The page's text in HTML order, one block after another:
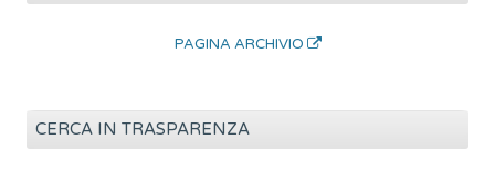
PAGINA ARCHIVIO
CERCA IN TRASPARENZA